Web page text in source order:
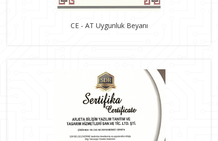
CE - AT Uygunluk Beyanı